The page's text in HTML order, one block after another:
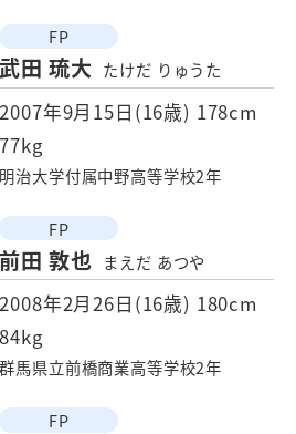
FP
武田 琉大 たけだ りゅうた
2007年9月15日(16歳) 178cm
77kg
明治大学付属中野高等学校2年
FP
前田 敦也 まえだ あつや
2008年2月26日(16歳) 180cm
84kg
群馬県立前橋商業高等学校2年
FP